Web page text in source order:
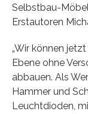
Selbstbau-
Erstautoren
„Wir können
Ebene ohne
abbauen. Als
Hammer und
Leuchtdioden,